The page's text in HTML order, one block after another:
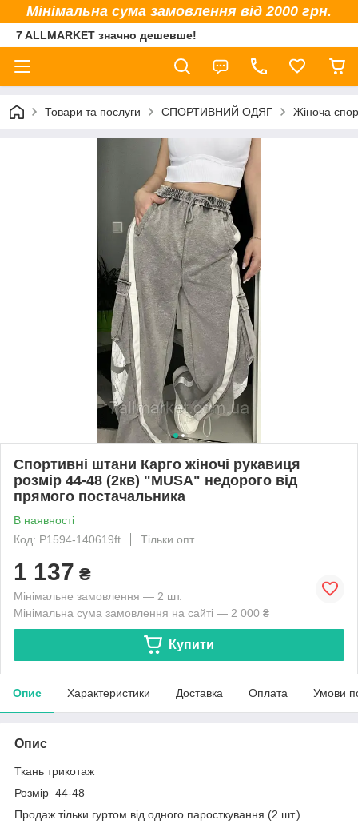
Мінімальна сума замовлення від 2000 грн.
7 ALLMARKET значно дешевше!
Товари та послуги СПОРТИВНИЙ ОДЯГ Жіноча
Спортивні штани Карго жіночі рукавиця
розмір 44-48 (2кв) "MUSA" недорого від
прямого постачальника
В наявності
Код: P1594-140619ft
Тільки опт
1 137 ₴
Мінімальне замовлення — 2 шт.
Мінімальна сума замовлення на сайті — 2 000 ₴
Купити
Опис Характеристики Доставка Оплата Умови
Опис
Ткань трикотаж
Розмір 44-48
Продаж тільки гуртом від одного паросткування (2 шт.)